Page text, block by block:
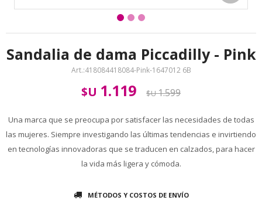
Sandalia de dama Piccadilly - Pink
418084418084-Pink-1647012 6B
$U 1.119 $U1.599
Una marca que se preocupa por satisfacer las necesidades de todas
las mujeres. Siempre investigando las últimas tendencias e invirtiendo
en tecnologías innovadoras que se traducen en calzados, para hacer
la vida más ligera y cómoda.
MÉTODOS Y COSTOS DE ENVÍO